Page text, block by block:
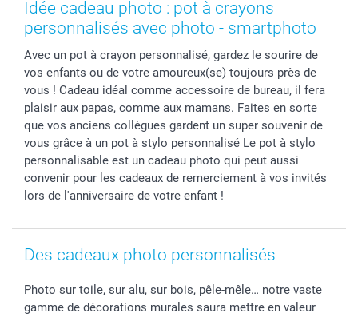
Calendrier photos & Agendas photo
Chèque Cadeau
Presse
Investor Relations
B2B smartbusiness
Droit de rétractation
Fête des Pères
Mariage
Fête d'anniversaire
Collection naissance
Tous les évènements
Livraison
Modes de Paiement
Identifiez-vous
Plan du site
Statut de ma commande
smarfriends
smartgarantie
smartbonus
Idée cadeau photo : pot à crayons
personnalisés avec photo - smartphoto
Avec un pot à crayon personnalisé, gardez le sourire de
vos enfants ou de votre amoureux(se) toujours près de
vous ! Cadeau idéal comme accessoire de bureau, il fera
plaisir aux papas, comme aux mamans. Faites en sorte
que vos anciens collègues gardent un super souvenir de
vous grâce à un pot à stylo personnalisé Le pot à stylo
personnalisable est un cadeau photo qui peut aussi
convenir pour les cadeaux de remerciement à vos invités
lors de l'anniversaire de votre enfant !
Des cadeaux photo personnalisés
Photo sur toile, sur alu, sur bois, pêle-mêle… notre vaste
gamme de décorations murales saura mettre en valeur